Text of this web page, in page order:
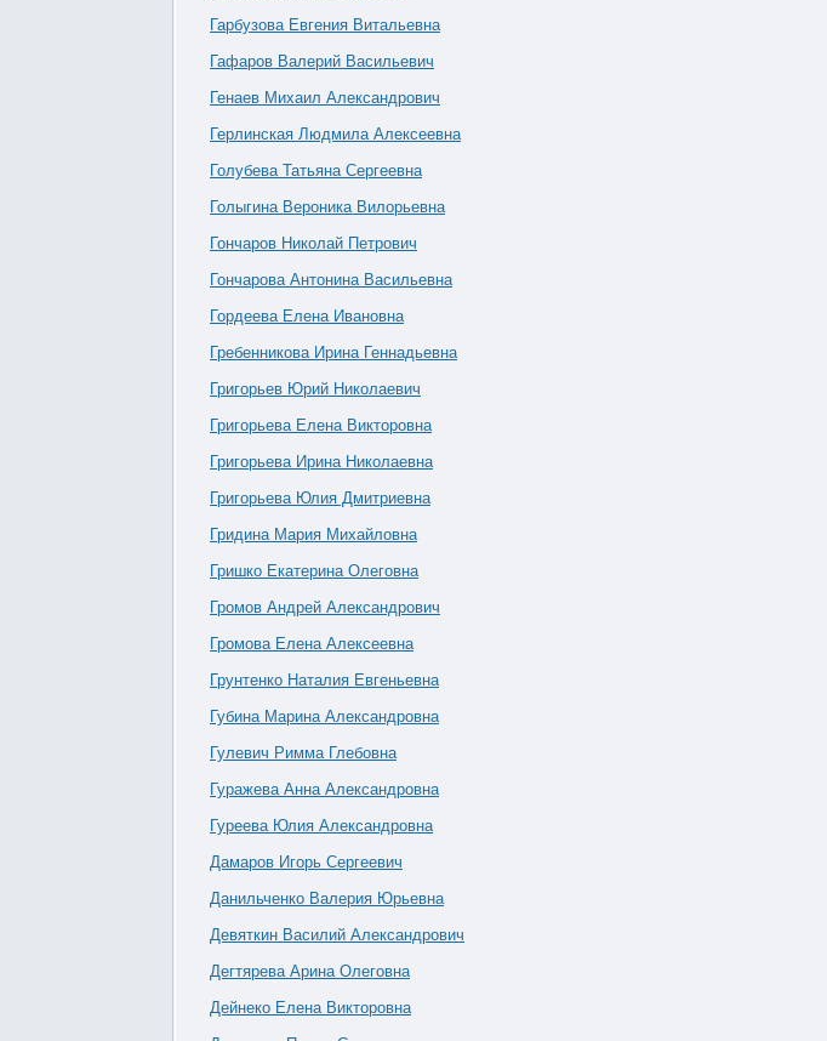
Гарбузова Евгения Витальевна
Гафаров Валерий Васильевич
Генаев Михаил Александрович
Герлинская Людмила Алексеевна
Голубева Татьяна Сергеевна
Голыгина Вероника Вилорьевна
Гончаров Николай Петрович
Гончарова Антонина Васильевна
Гордеева Елена Ивановна
Гребенникова Ирина Геннадьевна
Григорьев Юрий Николаевич
Григорьева Елена Викторовна
Григорьева Ирина Николаевна
Григорьева Юлия Дмитриевна
Гридина Мария Михайловна
Гришко Екатерина Олеговна
Громов Андрей Александрович
Громова Елена Алексеевна
Грунтенко Наталия Евгеньевна
Губина Марина Александровна
Гулевич Римма Глебовна
Гуражева Анна Александровна
Гуреева Юлия Александровна
Дамаров Игорь Сергеевич
Данильченко Валерия Юрьевна
Девяткин Василий Александрович
Дегтярева Арина Олеговна
Дейнеко Елена Викторовна